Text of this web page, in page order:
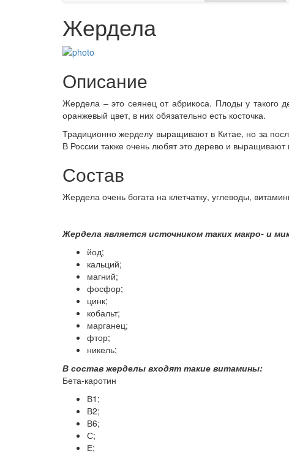
Жердела
Описание
Жердела – это сеянец от абрикоса. Плоды у
оранжевый цвет, в них обязательно есть косточка.
Традиционно жерделу выращивают в Китае, но за
В России также очень любят это дерево и
Состав
Жердела очень богата на клетчатку, углеводы,
Жердела является источником таких макро- и
йод;
кальций;
магний;
фосфор;
цинк;
кобальт;
марганец;
фтор;
никель;
В состав жерделы входят такие витамины:
Бета-каротин
В1;
В2;
В6;
С;
Е;